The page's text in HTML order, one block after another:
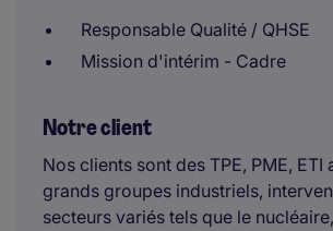
Responsable Qualité / QHSE
Mission d'intérim - Cadre
Notre client
Nos clients sont des TPE, PME, ETI
grands groupes industriels,
secteurs variés tels que le nucléaire,